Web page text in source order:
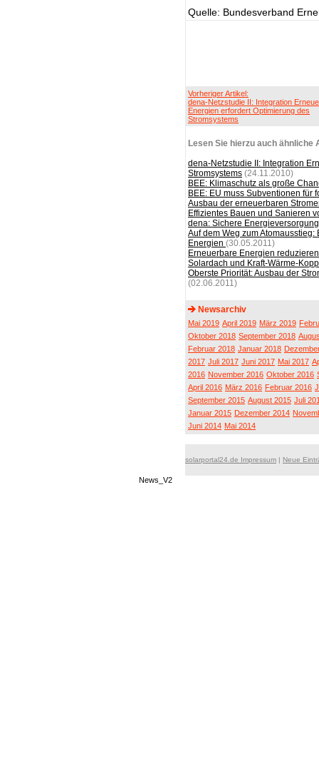
Quelle: Bundesverband
Vorheriger Artikel:
dena-Netzstudie II: Integration
Energien erfordert Optimierung des
Stromsystems
Lesen Sie hierzu auch ähnliche
dena-Netzstudie II: Integration
Stromsystems (24.11.2010)
BEE: Klimaschutz als große
BEE: EU muss Subventionen für
Ausbau der erneuerbaren
Effizientes Bauen und Sanieren
dena: Sichere
Auf dem Weg zum
Energien (30.05.2011)
Erneuerbare Energien
Solardach und Kraft-Wärme-
Oberste Priorität: Ausbau der
(02.06.2011)
Newsarchiv
Mai 2019 April 2019 März 2019
Oktober 2018 September 2018
Februar 2018 Januar 2018
2017 Juli 2017 Juni 2017 Mai 2017
2016 November 2016 Oktober 2016
April 2016 März 2016 Februar 2016
September 2015 August 2015 Juli
Januar 2015 Dezember 2014
Juni 2014 Mai 2014
solarportal24.de Impressum | Neue
News_V2